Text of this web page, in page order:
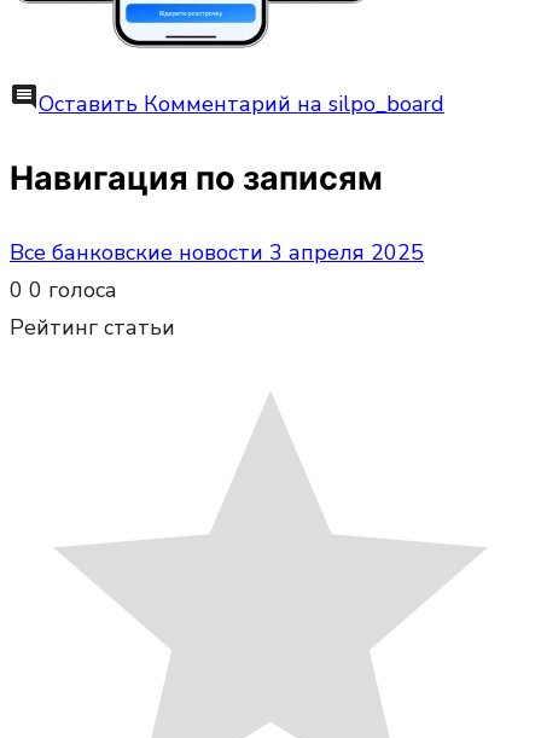
commentОставить Комментарий на silpo_board
Навигация по записям
Все банковские новости 3 апреля 2025
0 0 голоса
Рейтинг статьи